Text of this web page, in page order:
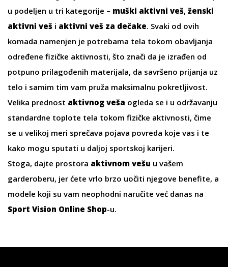
u podeljen u tri kategorije – muški aktivni veš, ženski
aktivni veš i aktivni veš za dečake. Svaki od ovih
komada namenjen je potrebama tela tokom obavljanja
određene fizičke aktivnosti, što znači da je izrađen od
potpuno prilagođenih materijala, da savršeno prijanja uz
telo i samim tim vam pruža maksimalnu pokretljivost.
Velika prednost aktivnog veša ogleda se i u održavanju
standardne toplote tela tokom fizičke aktivnosti, čime
se u velikoj meri sprečava pojava povreda koje vas i te
kako mogu sputati u daljoj sportskoj karijeri.
Stoga, dajte prostora aktivnom vešu u vašem
garderoberu, jer ćete vrlo brzo uočiti njegove benefite, a
modele koji su vam neophodni naručite već danas na
Sport Vision Online Shop-u.